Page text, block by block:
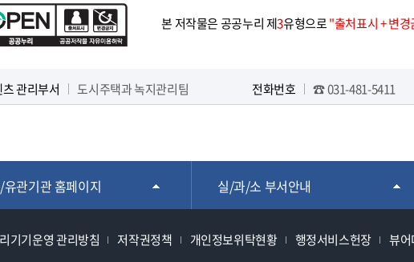
본 저작물은 공공누리 제3유형으로"출처표시 + 변
관리부서 도시주택과 녹지관리팀 전화번호 ☎ 031-481-5411
관기관 홈페이지 실/과/소 부서안내
기기운영 관리방침 저작권정책 개인정보위탁현황 행정서비스헌장 뷰